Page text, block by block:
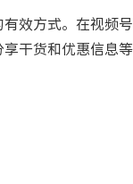
效方式。在视频
干货和优惠信息